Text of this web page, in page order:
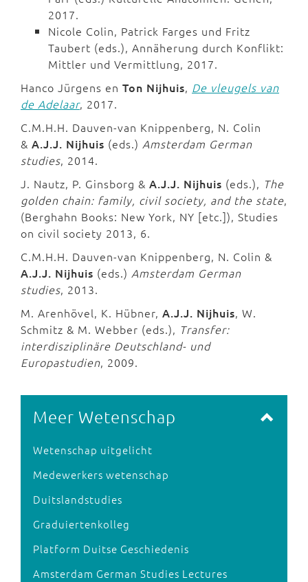
2017.
Nicole Colin, Patrick Farges und Fritz
Taubert (eds.), Annäherung durch Konflikt:
Mittler und Vermittlung, 2017.
Hanco Jürgens en Ton Nijhuis, De vleugels van
de Adelaar, 2017.
C.M.H.H. Dauven-van Knippenberg, N. Colin
& A.J.J. Nijhuis (eds.) Amsterdam German
studies, 2014.
J. Nautz, P. Ginsborg & A.J.J. Nijhuis (eds.), The
golden chain: family, civil society, and the state,
(Berghahn Books: New York, NY [etc.]), Studies
on civil society 2013, 6.
C.M.H.H. Dauven-van Knippenberg, N. Colin &
A.J.J. Nijhuis (eds.) Amsterdam German
studies, 2013.
M. Arenhövel, K. Hübner, A.J.J. Nijhuis, W.
Schmitz & M. Webber (eds.), Transfer:
interdisziplinäre Deutschland- und
Europastudien, 2009.
Meer Wetenschap
Wetenschap uitgelicht
Medewerkers wetenschap
Duitslandstudies
Graduiertenkolleg
Platform Duitse Geschiedenis
Amsterdam German Studies Lectures